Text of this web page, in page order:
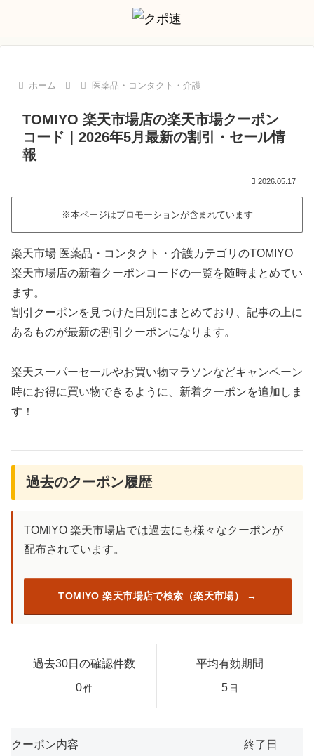
ホーム 医薬品・コンタクト・介護
TOMIYO 楽天市場店の楽天市場クーポン
コード｜2026年5月最新の割引・セール情
報
2026.05.17
※本ページはプロモーションが含まれています
楽天市場 医薬品・コンタクト・介護カテゴリのTOMIYO
楽天市場店の新着クーポンコードの一覧を随時まとめてい
ます。
割引クーポンを見つけた日別にまとめており、記事の上に
あるものが最新の割引クーポンになります。
楽天スーパーセールやお買い物マラソンなどキャンペーン
時にお得に買い物できるように、新着クーポンを追加しま
す！
過去のクーポン履歴
TOMIYO 楽天市場店では過去にも様々なクーポンが
配布されています。
TOMIYO 楽天市場店で検索（楽天市場）
過去30日の確認件数
0件
平均有効期間
5 日
クーポン内容 終了日